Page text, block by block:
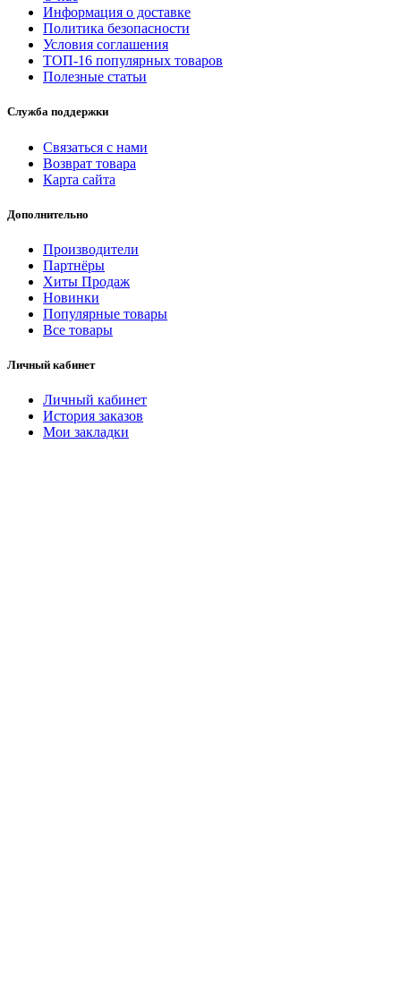
Информация о доставке
Политика безопасности
Условия соглашения
ТОП-16 популярных товаров
Полезные статьи
Служба поддержки
Связаться с нами
Возврат товара
Карта сайта
Дополнительно
Производители
Партнёры
Хиты Продаж
Новинки
Популярные товары
Все товары
Личный кабинет
Личный кабинет
История заказов
Мои закладки